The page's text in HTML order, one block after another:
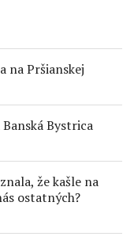
na Pršianskej
Bystrica
že kašle na
ostatných?